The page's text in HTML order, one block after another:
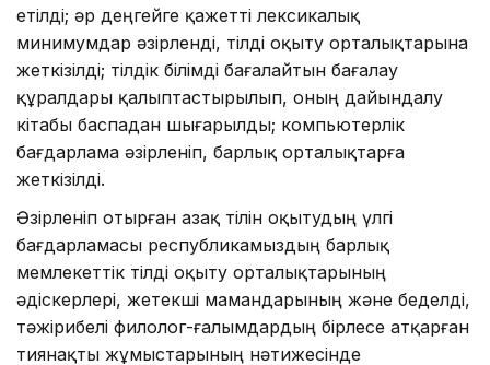
етілді; әр деңгейге қажетті лексикалық
минимумдар әзірленді, тілді оқыту орталықтарына
жеткізілді; тілдік білімді бағалайтын бағалау
құралдары қалыптастырылып, оның дайындалу
кітабы баспадан шығарылды; компьютерлік
бағдарлама әзірленіп, барлық орталықтарға
жеткізілді.
Әзірленіп отырған Қазақ тілін оқытудың үлгі
бағдарламасы республикамыздың барлық
мемлекеттік тілді оқыту орталықтарының
әдіскерлері, жетекші мамандарының және беделді,
тәжірибелі филолог-ғалымдардың бірлесе атқарған
тиянақты жұмыстарының нәтижесінде